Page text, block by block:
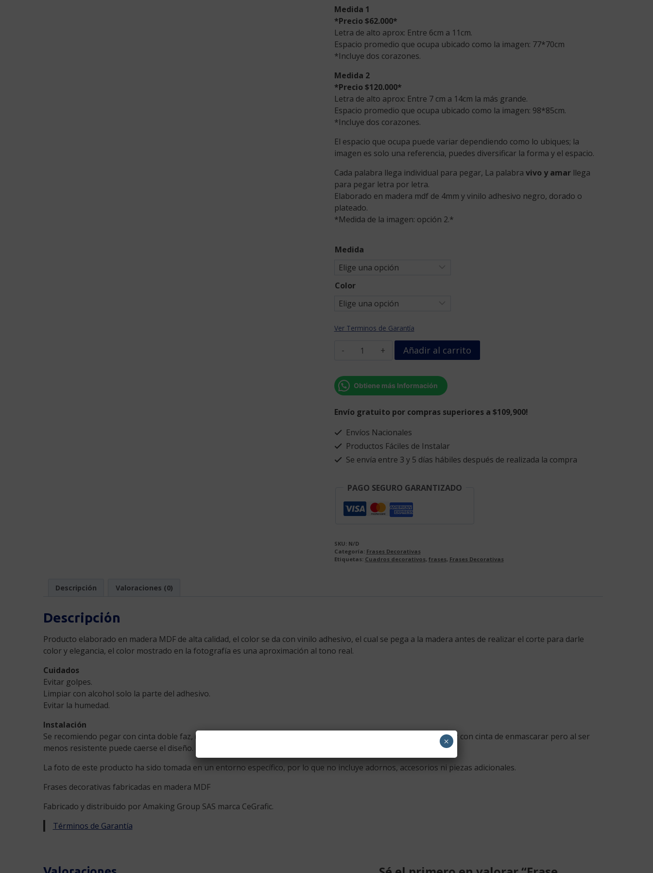
$62,000.$52,700.
Medida 1
*Precio $62.000*
Letra de alto aprox: Entre 6cm a 11cm.
Espacio promedio que ocupa ubicado como la imagen: 77*70cm
*Incluye dos corazones.
Medida 2
*Precio $120.000*
Letra de alto aprox: Entre 7 cm a 14cm la más grande.
Espacio promedio que ocupa ubicado como la imagen: 98*85cm.
*Incluye dos corazones.
El espacio que ocupa puede variar dependiendo como lo ubiques; la
imagen es solo una referencia, puedes diversificar la forma y el espacio.
Cada palabra llega individual para pegar, La palabra vivo y amarllega
para pegar letra por letra.
Elaborado en madera mdf de 4mm y vinilo adhesivo negro, dorado o
plateado.
*Medida de la imagen: opción 2.*
Medida
Color
Ver Terminos de Garantía
Frase
esté
vivo
debe
amar
más
que
cantidad
Añadir al carrito
Obtiene más Información
Envío gratuito por compras superiores a $109,900!
Envíos Nacionales
Productos Fáciles de Instalar
Se envía entre 3 y 5 días hábiles después de realizada la compra
PAGO SEGURO GARANTIZADO
SKU: N/D
Categoría: Frases Decorativas
Etiquetas: Cuadros decorativos, frases, Frases Decorativas
Descripción Valoraciones (0)
Descripción
Producto elaborado en madera MDF de alta calidad, el color se da con vinilo adhesivo, el cual se pega a la madera antes de realizar el corte para darle
color y elegancia, el color mostrado en la fotografía es una aproximación al tono real.
Cuidados
Evitar golpes.
Limpiar con alcohol solo la parte del adhesivo.
Evitar la humedad.
Instalación
Se recomiendo pegar con cinta doble faz, (no la incluye) se puede comprar en ferreterías, también se puede pegar con cinta de enmascarar pero al ser
menos resistente puede caerse el diseño.
La foto de este producto ha sido tomada en un entorno específico, por lo que no incluye adornos, accesorios ni piezas adicionales.
Frases decorativas fabricadas en madera MDF
Fabricado y distribuido por Amaking Group SAS marca CeGrafic.
Términos de Garantía
×